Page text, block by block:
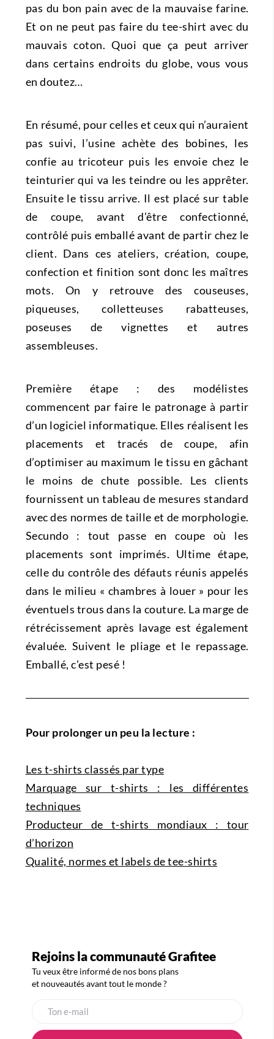
pas du bon pain avec de la mauvaise farine.
Et on ne peut pas faire du tee-shirt avec du
mauvais coton. Quoi que ça peut arriver
dans certains endroits du globe, vous vous
en doutez…
En résumé, pour celles et ceux qui n’auraient
pas suivi, l’usine achète des bobines, les
confie au tricoteur puis les envoie chez le
teinturier qui va les teindre ou les apprêter.
Ensuite le tissu arrive. Il est placé sur table
de coupe, avant d’être confectionné,
contrôlé puis emballé avant de partir chez le
client. Dans ces ateliers, création, coupe,
confection et finition sont donc les maîtres
mots. On y retrouve des couseuses,
piqueuses, colletteuses rabatteuses,
poseuses de vignettes et autres
assembleuses.
Première étape : des modélistes
commencent par faire le patronage à partir
d’un logiciel informatique. Elles réalisent les
placements et tracés de coupe, afin
d’optimiser au maximum le tissu en gâchant
le moins de chute possible. Les clients
fournissent un tableau de mesures standard
avec des normes de taille et de morphologie.
Secundo : tout passe en coupe où les
placements sont imprimés. Ultime étape,
celle du contrôle des défauts réunis appelés
dans le milieu « chambres à louer » pour les
éventuels trous dans la couture. La marge de
rétrécissement après lavage est également
évaluée. Suivent le pliage et le repassage.
Emballé, c’est pesé !
Pour prolonger un peu la lecture :
Les t-shirts classés par type
Marquage sur t-shirts : les différentes
techniques
Producteur de t-shirts mondiaux : tour
d’horizon
Qualité, normes et labels de tee-shirts
Rejoins la communauté Grafitee
Tu veux être informé de nos bons plans
et nouveautés avant tout le monde ?